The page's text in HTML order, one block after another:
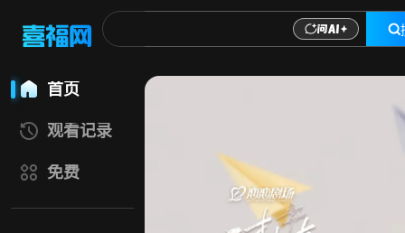
首页
观看记录
免费
喜福影视网-高清电